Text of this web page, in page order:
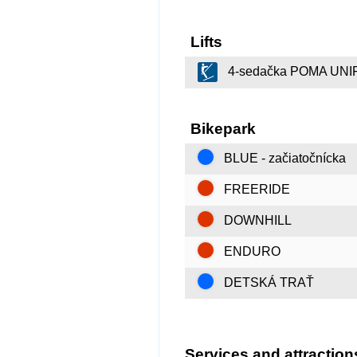
Lifts
4-sedačka POMA
Bikepark
BLUE - začiatočnícka
FREERIDE
DOWNHILL
ENDURO
DETSKÁ TRAŤ